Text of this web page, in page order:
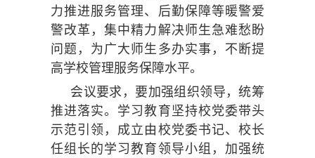
力推进服务管理、后勤保障等暖警爱
警改革，集中精力解决师生急难愁盼
问题，为广大师生多办实事，不断提
高学校管理服务保障水平。
会议要求，要加强组织领导，统筹
推进落实。学习教育坚持校党委带头
示范引领，成立由校党委书记、校长
任组长的学习教育领导小组，加强统